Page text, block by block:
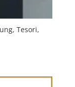
Tesori,